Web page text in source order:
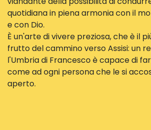
quotidiana in piena armonia con il
e con Dio.
È un'arte di vivere preziosa, che è il
frutto del cammino verso Assisi: un
l'Umbria di Francesco è capace di
come ad ogni persona che le si
aperto.